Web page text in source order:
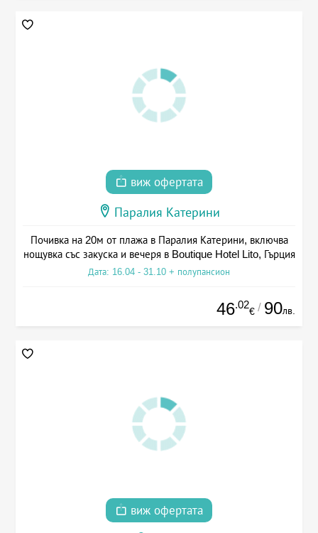
виж офертата
Паралия Катерини
Почивка на 20м от плажа в Паралия Катерини, включва
нощувка със закуска и вечеря в Boutique Hotel Lito, Гърция
Дата: 16.04 - 31.10 + полупансион
46.02
€ / 90лв.
виж офертата